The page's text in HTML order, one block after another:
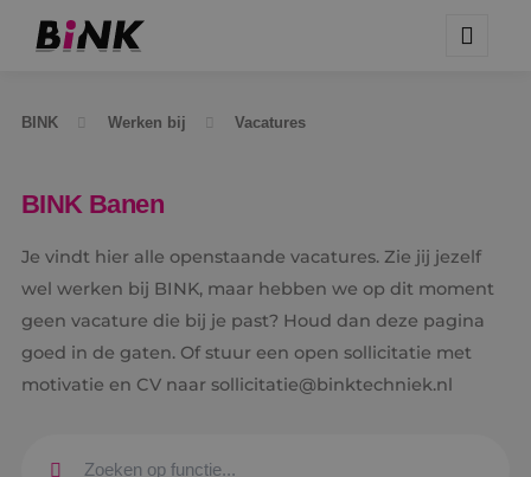
BINK Werken bij Vacatures
BINK Banen
Je vindt hier alle openstaande vacatures. Zie jij jezelf
wel werken bij BINK, maar hebben we op dit moment
geen vacature die bij je past? Houd dan deze pagina
goed in de gaten. Of stuur een open sollicitatie met
motivatie en CV naar sollicitatie@binktechniek.nl